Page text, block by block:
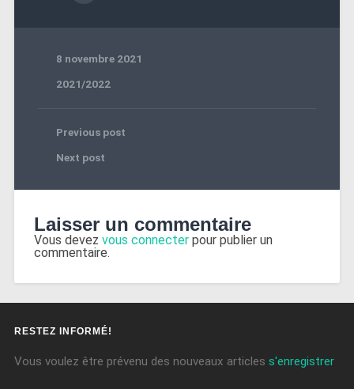
8 novembre 2021
2021/2022
Previous post
Next post
Laisser un commentaire
Vous devez vous connecterpour publier un
commentaire.
RESTEZ INFORMÉ!
Vous voulez être prévenu des nouveaux articles s'enregistrer